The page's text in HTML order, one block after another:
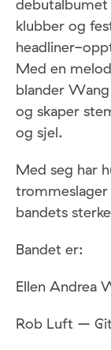
klubber og
headliner-
Med en
blander
og skaper
og sjel.
Med seg har
bandets
Bandet er:
Ellen Andrea
Rob Luft –